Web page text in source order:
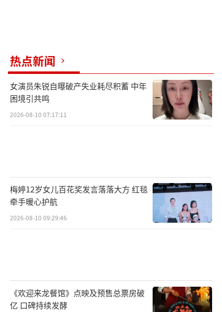
热点新闻
女演员朱锐自曝破产失业耗尽积蓄 中年
困境引共鸣
2026-08-10 07:17:11
梅婷12岁女儿百花奖发言落落大方 红毯
牵手暖心护航
2026-08-10 09:29:46
《欢迎来龙餐馆》点映及预售总票房破
亿 口碑持续发酵